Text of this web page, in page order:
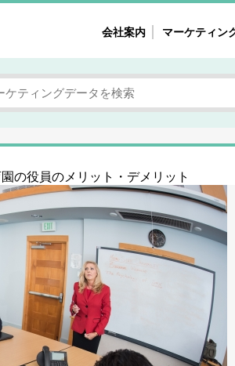
会社案内 マーケティン
女性の気持ちと消
自主調査レポート
不便・不満の声
女性のマーケットが
暮らしの歳時記と
業界インタビュー
の役員のメリット・デメリット